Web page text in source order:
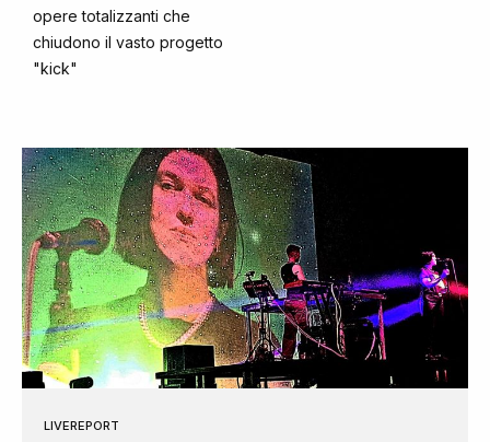
opere totalizzanti che
chiudono il vasto progetto
"kick"
LIVEREPORT